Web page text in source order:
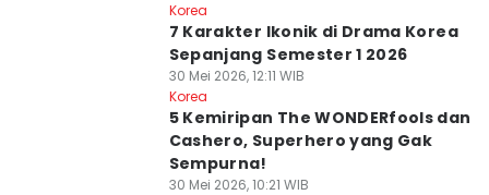
Korea
7 Karakter Ikonik di Drama Korea
Sepanjang Semester 1 2026
30 Mei 2026, 12:11 WIB
Korea
5 Kemiripan The WONDERfools dan
Cashero, Superhero yang Gak
Sempurna!
30 Mei 2026, 10:21 WIB